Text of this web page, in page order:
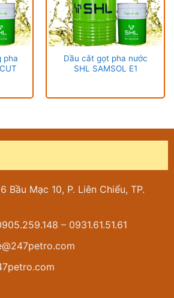
pha
Dầu cắt gọt pha nước
SHL SAMSOL E1
Bầu Mạc 10, P. Liên Chiểu, TP.
– 0931.61.51.61